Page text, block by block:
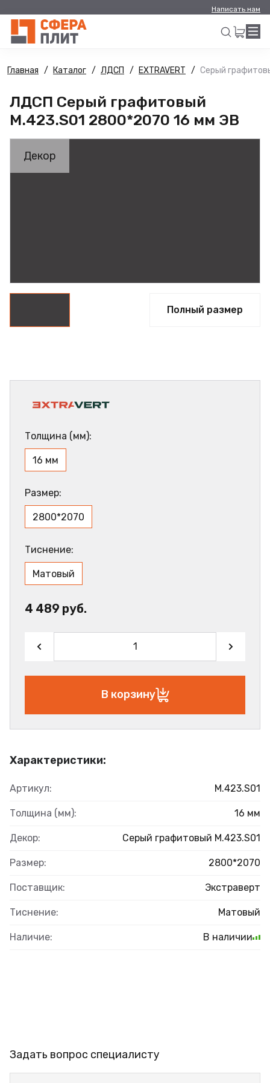
Написать нам
Искать
Главная Каталог ЛДСП EXTRAVERT Серый
ЛДСП Серый графитовый
M.423.S01 2800*2070 16 мм ЭВ
Декор
Полный размер
Характеристики:
Артикул: M.423.S01
Толщина (мм): 16 мм
Декор: Серый графитовый M.423.S01
Размер: 2800*2070
Поставщик: Экстраверт
Тиснение: Матовый
Наличие: В наличии
Толщина (мм):
16 мм
Размер:
2800*2070
Тиснение:
Матовый
4 489 руб.
В корзину
Задать вопрос специалисту